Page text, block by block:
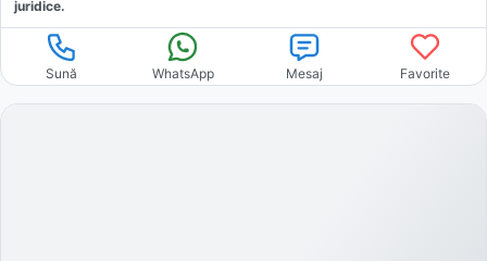
juridice.
Sună WhatsApp Mesaj Favorite